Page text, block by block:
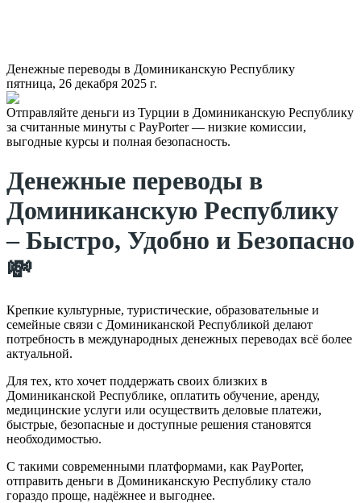
Денежные переводы в Доминиканскую Республику
пятница, 26 декабря 2025 г.
Отправляйте деньги из Турции в Доминиканскую Республику
за считанные минуты с PayPorter — низкие комиссии,
выгодные курсы и полная безопасность.
Денежные переводы в
Доминиканскую Республику
– Быстро, Удобно и Безопасно
💸
Крепкие культурные, туристические, образовательные и
семейные связи с Доминиканской Республикой делают
потребность в международных денежных переводах всё более
актуальной.
Для тех, кто хочет поддержать своих близких в
Доминиканской Республике, оплатить обучение, аренду,
медицинские услуги или осуществить деловые платежи,
быстрые, безопасные и доступные решения становятся
необходимостью.
С такими современными платформами, как PayPorter,
отправить деньги в Доминиканскую Республику стало
гораздо проще, надёжнее и выгоднее.